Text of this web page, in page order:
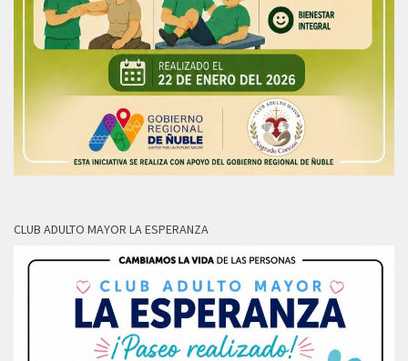
CLUB ADULTO MAYOR LA ESPERANZA